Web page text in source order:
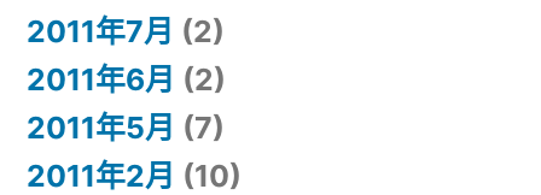
2011年7月 (2)
2011年6月 (2)
2011年5月 (7)
2011年2月 (10)